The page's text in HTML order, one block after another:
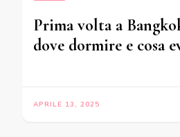
Prima volta a
dove dormire e cosa
APRILE 13, 2025